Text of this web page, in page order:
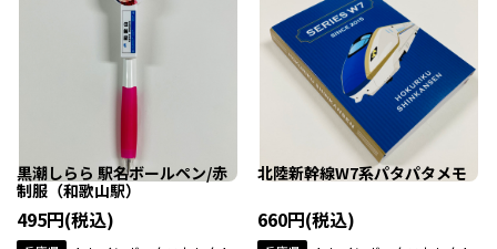
黒潮しらら 駅名ボールペン/赤
制服（和歌山駅）
495円(税込)
北陸新幹線W7系パタパタメモ
660円(税込)